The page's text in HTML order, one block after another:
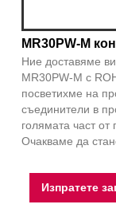
MR30PW-M
Ние доставяме
MR30PW-M с
посветихме на
съединители в
голямата част
Очакваме да
Изпратете